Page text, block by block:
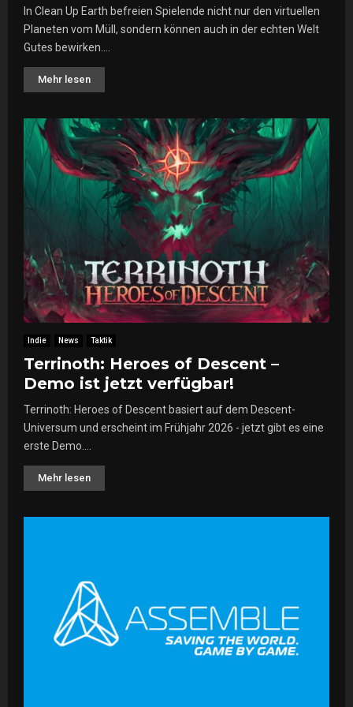
In Clean Up Earth befreien Spielende nicht nur den virtuellen
Planeten vom Müll, sondern können auch in der echten Welt
Gutes bewirken....
Mehr lesen
Indie News Taktik
Terrinoth: Heroes of Descent –
Demo ist jetzt verfügbar!
Terrinoth: Heroes of Descent basiert auf dem Descent-
Universum und erscheint im Frühjahr 2026 - jetzt gibt es eine
erste Demo....
Mehr lesen